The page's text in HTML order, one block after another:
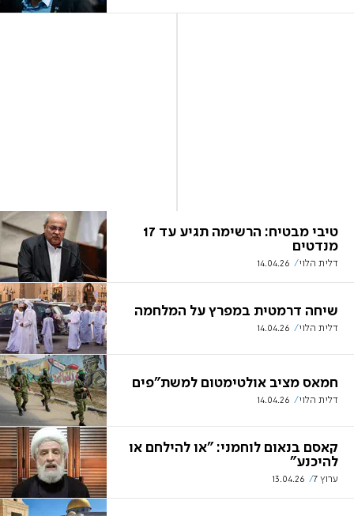
טיבי מבטיח: הרשימה תגיע עד 17
מנדטים
דלית הלוי 14.04.26
שיחה דרמטית במפרץ על המלחמה
דלית הלוי 14.04.26
חמאס מציב אולטימטום למשת"פים
דלית הלוי 14.04.26
קאסם בנאום לוחמני: "או להילחם או
להיכנע"
ערוץ 7 13.04.26